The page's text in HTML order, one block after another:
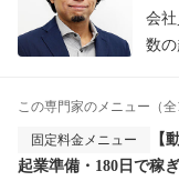
会
数
この専門家のメニュー（全
固定料金メニュー
【
起業準備・180日で稼